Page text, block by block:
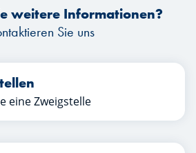
weitere Informationen?
Sie uns
eine Zweigstelle